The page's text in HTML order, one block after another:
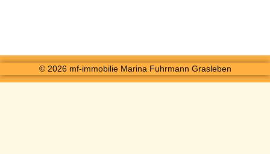
© 2026 mf-immobilie Marina Fuhrmann Grasleben